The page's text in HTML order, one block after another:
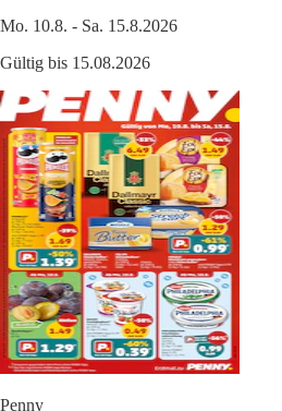
Mo. 10.8. - Sa. 15.8.2026
Gültig bis 15.08.2026
Penny